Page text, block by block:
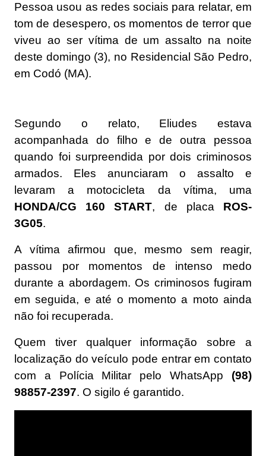
Pessoa usou as redes sociais para relatar, em
tom de desespero, os momentos de terror que
viveu ao ser vítima de um assalto na noite
deste domingo (3), no Residencial São Pedro,
em Codó (MA).
Segundo o relato, Eliudes estava
acompanhada do filho e de outra pessoa
quando foi surpreendida por dois criminosos
armados. Eles anunciaram o assalto e
levaram a motocicleta da vítima, uma
HONDA/CG 160 START, de placa ROS-
3G05.
A vítima afirmou que, mesmo sem reagir,
passou por momentos de intenso medo
durante a abordagem. Os criminosos fugiram
em seguida, e até o momento a moto ainda
não foi recuperada.
Quem tiver qualquer informação sobre a
localização do veículo pode entrar em contato
com a Polícia Militar pelo WhatsApp (98)
98857-2397. O sigilo é garantido.